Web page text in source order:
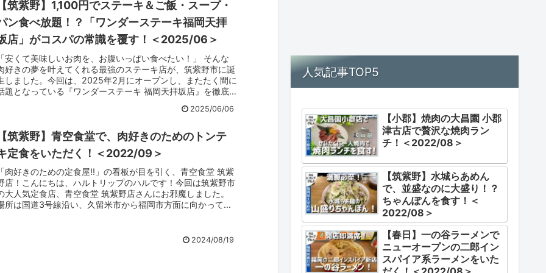
筑紫野】1,100円でステーキ＆ご飯・スープ・
ン食べ放題！？「ワンダーステーキ福岡天拝
店」がコスパの常識を覆す！＜2025/06＞
安くて美味しいお肉を、お腹いっぱい食べたい！」 そんな
好きの夢を叶えてくれる最強のステーキ店が、筑紫野市に誕
しました。今回は、2025年2月にオープンし、またたく間に
題となっている『ワンダーステーキ 福岡天拝坂店』を徹底
2025/06/06
筑紫野】青空食堂で、肉好きのためのトンテ
定食をいただく！＜2022/09＞
肉好きのための定食屋!!」の看板が目を引く、青空食堂 筑紫
店！こんにちは、ハルトリップのハルです！今回は筑紫野市
大人気定食店、青空食堂 筑紫野店さんにお邪魔しました。
所は国道3号線沿い、久留米市から福岡市方面に向かって、
2024/08/19
人気記事TOP5
【小郡】焼肉の大昌園 小郡
津古店で贅沢な焼肉ラン
チ！＜2022/08＞
【筑紫野】水城らあめん
で、並盛なのに大盛り！？
ちゃんぽんを食す！＜
2022/08＞
【春日】一の谷ラーメンで
ニューオープンの二郎イン
スパイア系ラーメンをいた